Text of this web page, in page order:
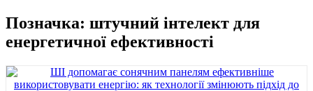
Позначка: штучний інтелект для
енергетичної ефективності